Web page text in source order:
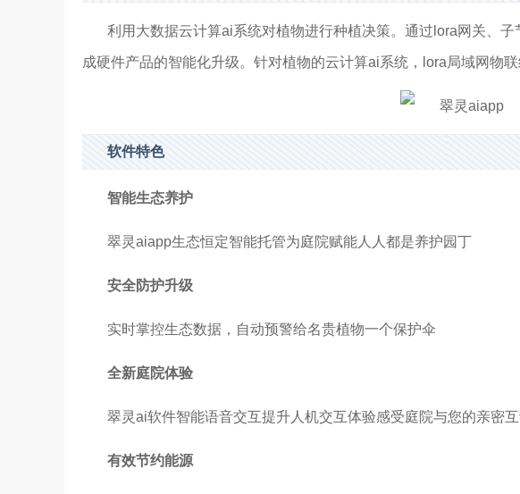
利用大数据云计算ai系统对植物进行种植决策。通过lora网关、
成硬件产品的智能化升级。针对植物的云计算ai系统，lora局域网物联
软件特色
智能生态养护
翠灵aiapp生态恒定智能托管为庭院赋能人人都是养护园丁
安全防护升级
实时掌控生态数据，自动预警给名贵植物一个保护伞
全新庭院体验
翠灵ai软件智能语音交互提升人机交互体验感受庭院与您的亲密
有效节约能源